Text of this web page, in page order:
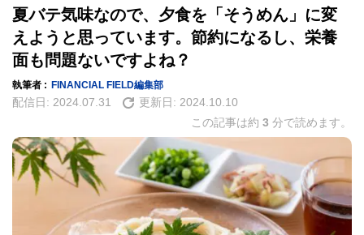
夏バテ気味なので、夕食を「そうめん」に変
えようと思っています。節約になるし、栄養
面も問題ないですよね？
執筆者 : FINANCIAL FIELD編集部
配信日: 2024.07.31 更新日: 2024.10.10
この記事は約 3 分で読めます。